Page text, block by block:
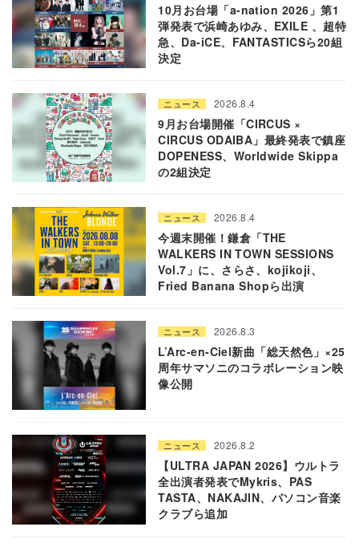
10月お台場「a-nation 2026」第1
弾発表で浜崎あゆみ、EXILE 、超特
急、Da-iCE、FANTASTICSら20組
決定
ニュース 2026.8.4
9月お台場開催「CIRCUS ×
CIRCUS ODAIBA」最終発表で鎮座
DOPENESS、Worldwide Skippa
の2組決定
ニュース 2026.8.4
今週末開催！鎌倉「THE
WALKERS IN TOWN SESSIONS
Vol.7」に、さらさ、kojikoji、
Fried Banana Shopら出演
ニュース 2026.8.3
L’Arc-en-Ciel新曲「総天然色」×25
周年サマソニのコラボレーション映
像公開
ニュース 2026.8.2
【ULTRA JAPAN 2026】ウルトラ
全出演者発表でMykris、PAS
TASTA、NAKAJIN、パソコン音楽
クラブら追加